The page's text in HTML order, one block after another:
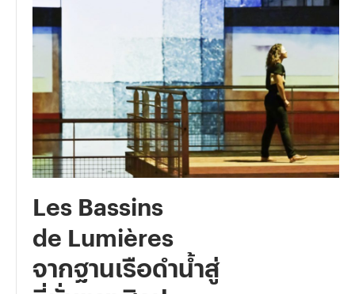
Les Bassins
de Lumières
จากฐานเรือดำน้ำสู่